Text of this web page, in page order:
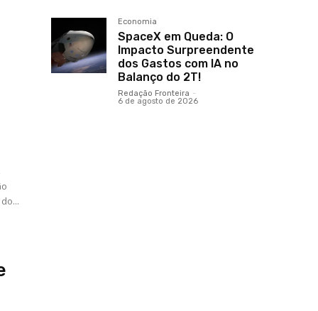
Economia
SpaceX em Queda: O
Impacto Surpreendente
dos Gastos com IA no
Balanço do 2T!
Redação Fronteira -
6 de agosto de 2026